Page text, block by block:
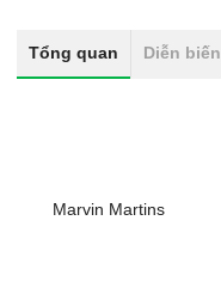
Tổng quan Diễn biến
Marvin Martins